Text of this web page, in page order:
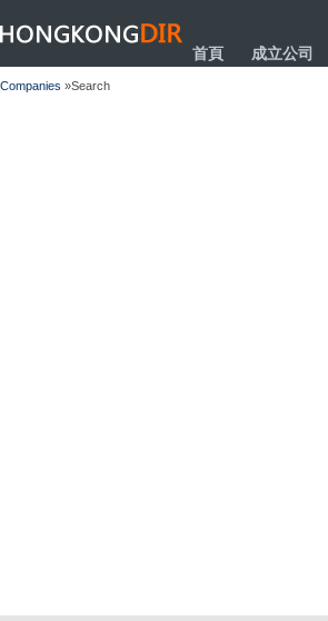
HONGKONGDIR
首頁 成立公司
Companies »Search